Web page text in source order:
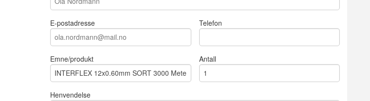
E-postadresse Telefon
Emne/produkt Antall
Henvendelse